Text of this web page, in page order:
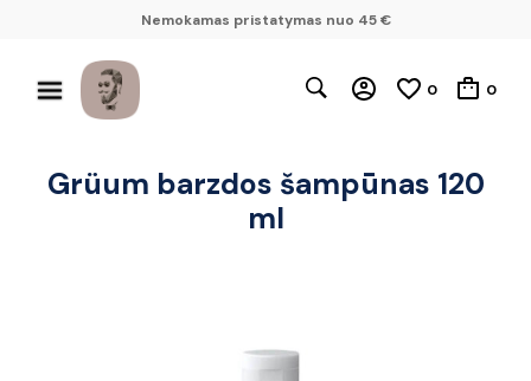
Nemokamas pristatymas nuo 45 €
0 0
Grüum barzdos šampūnas 120
ml